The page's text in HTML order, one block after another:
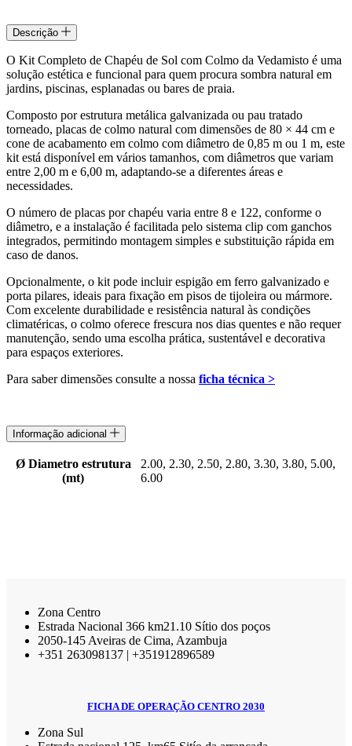
Descrição
O Kit Completo de Chapéu de Sol com Colmo da Vedamisto é uma
solução estética e funcional para quem procura sombra natural em
jardins, piscinas, esplanadas ou bares de praia.
Composto por estrutura metálica galvanizada ou pau tratado
torneado, placas de colmo natural com dimensões de 80 × 44 cm e
cone de acabamento em colmo com diâmetro de 0,85 m ou 1 m, este
kit está disponível em vários tamanhos, com diâmetros que variam
entre 2,00 m e 6,00 m, adaptando-se a diferentes áreas e
necessidades.
O número de placas por chapéu varia entre 8 e 122, conforme o
diâmetro, e a instalação é facilitada pelo sistema clip com ganchos
integrados, permitindo montagem simples e substituição rápida em
caso de danos.
Opcionalmente, o kit pode incluir espigão em ferro galvanizado e
porta pilares, ideais para fixação em pisos de tijoleira ou mármore.
Com excelente durabilidade e resistência natural às condições
climatéricas, o colmo oferece frescura nos dias quentes e não requer
manutenção, sendo uma escolha prática, sustentável e decorativa
para espaços exteriores.
Para saber dimensões consulte a nossa ficha técnica >
Informação adicional
Ø Diametro estrutura
(mt)
2.00, 2.30, 2.50, 2.80, 3.30, 3.80, 5.00,
6.00
Zona Centro
Estrada Nacional 366 km21.10 Sítio dos poços
2050-145 Aveiras de Cima, Azambuja
+351 263098137 | +351912896589
FICHA DE OPERAÇÃO CENTRO 2030
Zona Sul